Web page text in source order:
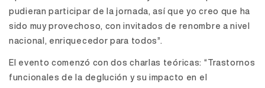
pudieran participar de la jornada, así que yo creo que ha
sido muy provechoso, con invitados de renombre a nivel
nacional, enriquecedor para todos”.
El evento comenzó con dos charlas teóricas: “Trastornos
funcionales de la deglución y su impacto en el